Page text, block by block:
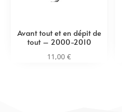
Avant tout et en dépit de
tout – 2000-2010
11,00€